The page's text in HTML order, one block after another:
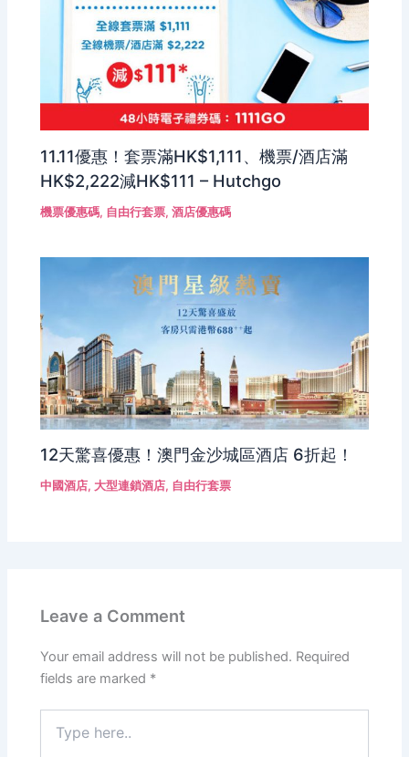
11.11優惠！套票滿HK$1,111、機票/酒店滿
HK$2,222減HK$111 – Hutchgo
機票優惠碼, 自由行套票,酒店優惠碼
12天驚喜優惠！澳門金沙城區酒店 6折起！
中國酒店, 大型連鎖酒店, 自由行套票
Leave a Comment
Your email address will not be published. Required
fields are marked *
here..